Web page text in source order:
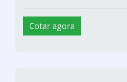
Cotar agora